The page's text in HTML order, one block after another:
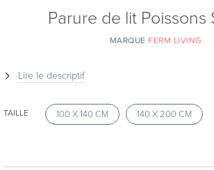
Parure de lit Poissons
MARQUE FERM LIVING
Lire le descriptif
TAILLE 100 X 140 CM 140 X 200 CM